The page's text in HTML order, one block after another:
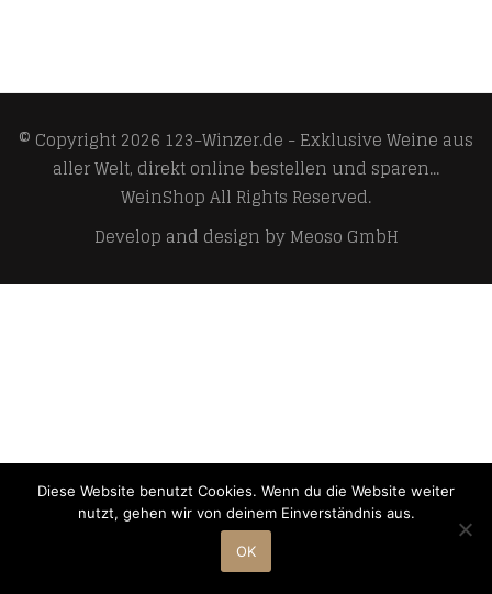
© Copyright 2026 123-Winzer.de - Exklusive Weine aus
aller Welt, direkt online bestellen und sparen...
WeinShopAll Rights Reserved.
Develop and design byMeoso GmbH
Diese Website benutzt Cookies. Wenn du die Website weiter
nutzt, gehen wir von deinem Einverständnis aus.
OK